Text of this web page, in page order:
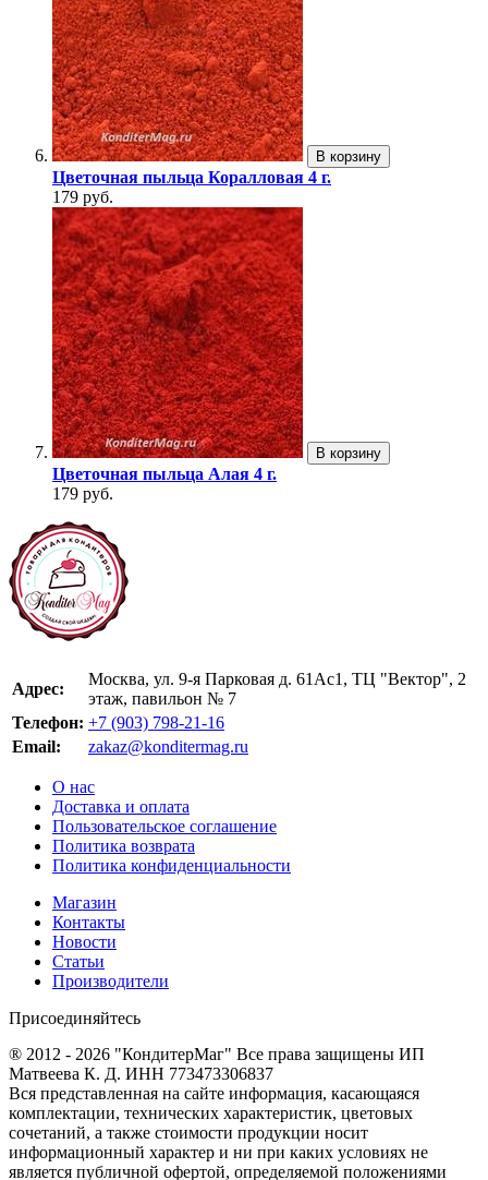
В корзину
Цветочная пыльца Коралловая 4 г.
179 руб.
В корзину
Цветочная пыльца Алая 4 г.
179 руб.
Адрес:
Москва, ул. 9-я Парковая д. 61Ас1, ТЦ "Вектор", 2
этаж, павильон № 7
Телефон: +7 (903) 798-21-16
Email:
zakaz@konditermag.ru
О нас
Доставка и оплата
Пользовательское соглашение
Политика возврата
Политика конфиденциальности
Магазин
Контакты
Новости
Статьи
Производители
Присоединяйтесь
® 2012 - 2026 "КондитерМаг" Все права защищены ИП
Матвеева К. Д. ИНН 773473306837
Вся представленная на сайте информация, касающаяся
комплектации, технических характеристик, цветовых
сочетаний, а также стоимости продукции носит
информационный характер и ни при каких условиях не
является публичной офертой, определяемой положениями